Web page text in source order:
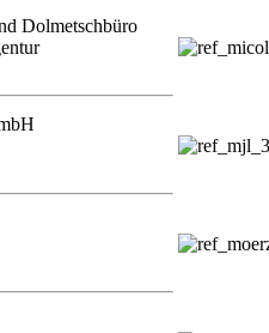
Dolmetschbüro